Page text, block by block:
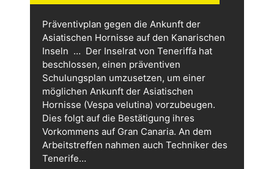
Präventivplan gegen die Ankunft der
Asiatischen Hornisse auf den Kanarischen
Inseln … Der Inselrat von Teneriffa hat
beschlossen, einen präventiven
Schulungsplan umzusetzen, um einer
möglichen Ankunft der Asiatischen
Hornisse (Vespa velutina) vorzubeugen.
Dies folgt auf die Bestätigung ihres
Vorkommens auf Gran Canaria. An dem
Arbeitstreffen nahmen auch Techniker des
Tenerife…